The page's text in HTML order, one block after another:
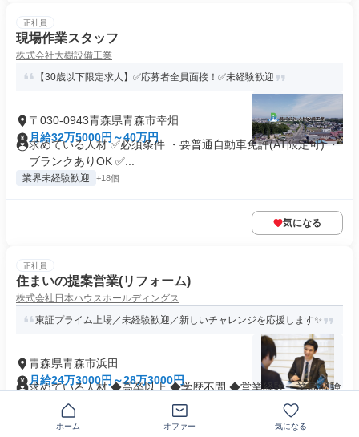
正社員
現場作業スタッフ
株式会社大樹設備工業
【30歳以下限定求人】✅応募者全員面接！✅未経験歓迎
〒030-0943青森県青森市幸畑
月給32万5000円～40万円
求めている人材 ✅必須条件 ・要普通自動車免許(AT限定可) ・
ブランクありOK ✅...
業界未経験歓迎 +18個
気になる
正社員
住まいの提案営業(リフォーム)
株式会社日本ハウスホールディングス
東証プライム上場／未経験歓迎／新しいチャレンジを応援します✨
青森県青森市浜田
月給24万3000円～28万3000円
求めている人材 ◆高卒以上 ◆学歴不問 ◆営業経験・業界経験
不問 ◆普通自動車運転免許...
業界未経験歓迎
ホーム オファー 気になる